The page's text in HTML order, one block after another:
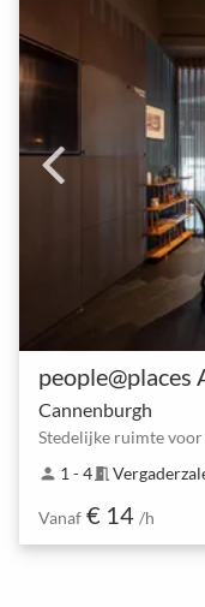
people@places
Cannenburgh
Stedelijke ruimte voor
person 1 - 4meeting_room
Vanaf € 14 /h